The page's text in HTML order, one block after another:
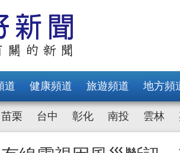
道 健康頻道 旅遊頻道 地方頻
苗栗 台中 彰化 南投 雲林